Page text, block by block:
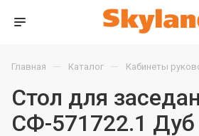
Главная — Каталог — Кабинеты
Стол для
СФ-571722.1 Дуб